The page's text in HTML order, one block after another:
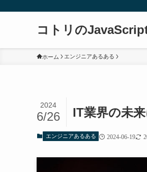
コトリの
ホーム エンジニアあるある
IT業界の未
2024
6/26
エンジニアあるある 2024-06-19